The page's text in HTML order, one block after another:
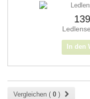
In den
Vergleichen ( 0 )